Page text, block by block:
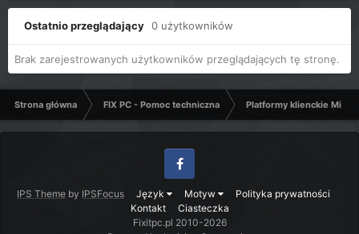
Ostatnio przeglądający 0 użytkowników
Brak zarejestrowanych użytkowników przeglądających tę stronę.
Strona główna FIX PC - Pomoc techniczna Platformy klienckie
IPS Theme by IPSFocus Język Motyw
Polityka prywatności
Kontakt
Ciasteczka
Facebook
Fixitpc.pl 2010-2026